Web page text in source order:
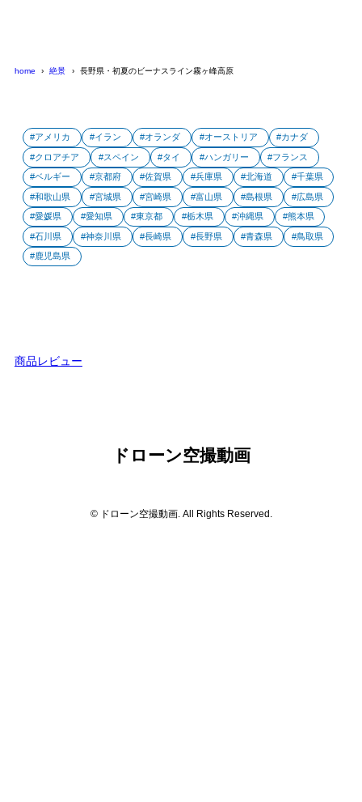
home 絶景 長野県・初夏のビーナスライン霧ヶ峰高原
アメリカ イラン オランダ オーストリア カナダ
クロアチア スペイン タイ ハンガリー フランス
ベルギー 京都府 佐賀県 兵庫県 北海道 千葉県
和歌山県 宮城県 宮崎県 富山県 島根県 広島県
愛媛県 愛知県 東京都 栃木県 沖縄県 熊本県
石川県 神奈川県 長崎県 長野県 青森県 鳥取県
鹿児島県
商品レビュー
ドローン空撮動画
© ドローン空撮動画. All Rights Reserved.